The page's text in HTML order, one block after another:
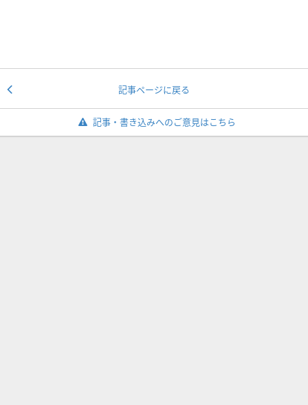
記事ページに戻る
記事・書き込みへのご意見はこちら